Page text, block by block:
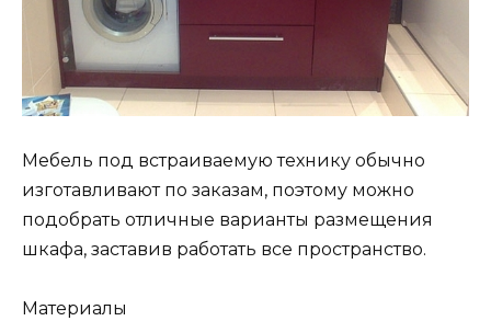
Мебель под встраиваемую технику обычно
изготавливают по заказам, поэтому можно
подобрать отличные варианты размещения
шкафа, заставив работать все пространство.
Материалы